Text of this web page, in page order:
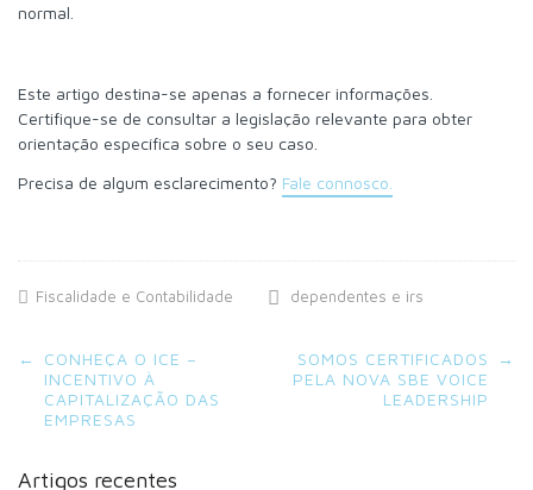
normal.
Este artigo destina-se apenas a fornecer informações.
Certifique-se de consultar a legislação relevante para obter
orientação específica sobre o seu caso.
Precisa de algum esclarecimento? Fale connosco.
Fiscalidade e Contabilidade dependentes e irs
Post
navigation
←
CONHEÇA O ICE –
INCENTIVO À
CAPITALIZAÇÃO DAS
EMPRESAS
SOMOS CERTIFICADOS
PELA NOVA SBE VOICE
LEADERSHIP
→
Artigos recentes